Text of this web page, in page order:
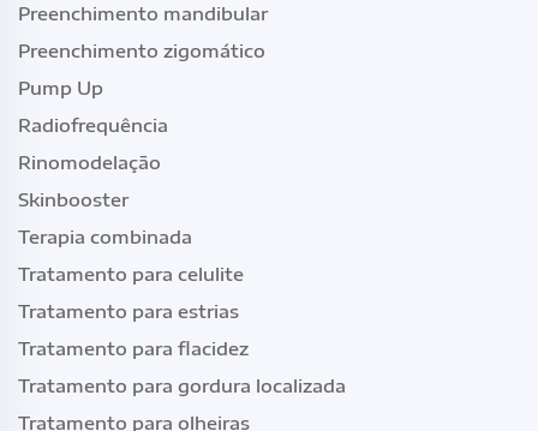
Preenchimento mandibular
Preenchimento zigomático
Pump Up
Radiofrequência
Rinomodelação
Skinbooster
Terapia combinada
Tratamento para celulite
Tratamento para estrias
Tratamento para flacidez
Tratamento para gordura localizada
Tratamento para olheiras